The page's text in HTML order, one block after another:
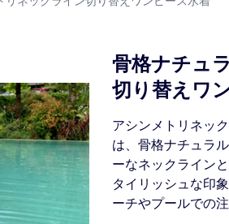
骨格ナチュ
切り替えワ
アシンメトリネッ
は、骨格ナチュラ
ーなネックライン
タイリッシュな印
ーチやプールでの